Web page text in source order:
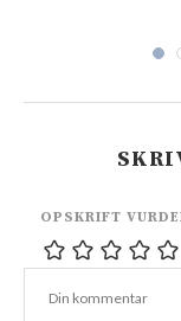
OPSKRIFT